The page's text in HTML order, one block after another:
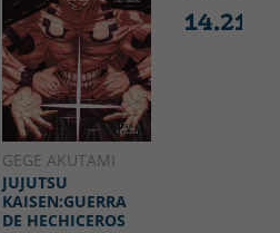
GEGE AKUTAMI
JUJUTSU
KAISEN:GUERRA
DE HECHICEROS
14.21 €